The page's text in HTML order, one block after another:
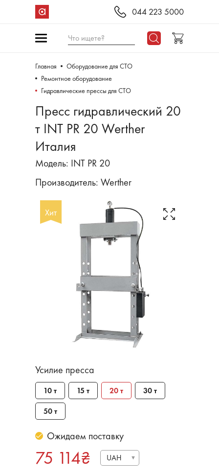
044 223 5000
Что ищете?
Главная
Оборудование для СТО
Ремонтное оборудование
Гидравлические прессы для СТО
Пресс гидравлический 20
т INT PR 20 Werther
Италия
Модель: INT PR 20
Производитель: Werther
Хит
Усилие пресса
10 т 15 т 20 т
30 т
50 т
Ожидаем поставку
75 114₴ UAH